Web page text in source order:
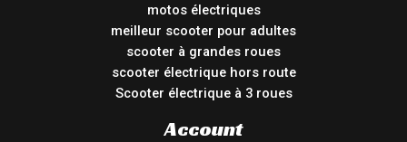
motos électriques
meilleur scooter pour adultes
scooter à grandes roues
scooter électrique hors route
Scooter électrique à 3 roues
Account